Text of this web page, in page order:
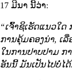
17 ມີນາ ນີ້ວ່າ:
“ເຈົ້າຊິເຮັດແນວໃດ
ການຄຸ້ມຄອງນ່າ, ເ
ໃນການປາບປາມ
ອັນນີ້ ມັນເປັນໄປບໍ່ໄດ້